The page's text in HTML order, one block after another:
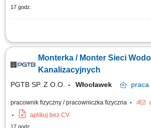
17 godz.
Wymagania: Mile widziane 2-letnie doświadczenie
analizy rysunku i dokumentacji technicznej jako
organizacja pracy w grupie;
Monterka / Monter Sieci
Kanalizacyjnych
PGTB SP. Z O.O. Włocławek praca
pracownik fizyczny / pracowniczka fizyczna
aplikuj bez CV
17 godz.